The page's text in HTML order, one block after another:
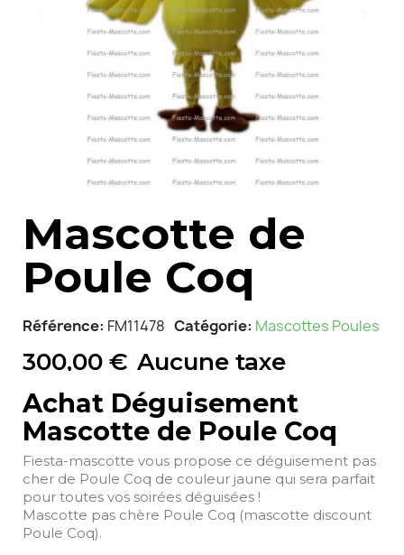
Mascotte de
Poule Coq
Référence FM11478 Catégorie Mascottes Poules
300,00 € Aucune taxe
Achat Déguisement
Mascotte de Poule Coq
Fiesta-mascotte vous propose ce déguisement pas
cher de Poule Coq de couleur jaune qui sera parfait
pour toutes vos soirées déguisées !
Mascotte pas chère Poule Coq (mascotte discount
Poule Coq).